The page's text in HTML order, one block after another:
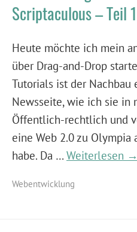
Scriptaculous – Teil
Heute möchte ich mein
über Drag-and-Drop
Tutorials ist der Nachbau
Newsseite, wie ich sie in
Öffentlich-rechtlich und
eine Web 2.0 zu
habe. Da … Weiterlesen →
Webentwicklung